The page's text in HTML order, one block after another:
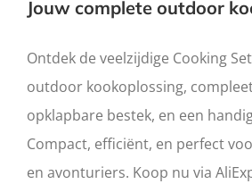
Jouw complete outdoor
Ontdek de veelzijdige Cooking
outdoor kookoplossing,
opklapbare bestek, en een
Compact, efficiënt, en perfect
en avonturiers. Koop nu via